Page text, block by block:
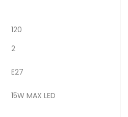
120
2
E27
15W MAX LED